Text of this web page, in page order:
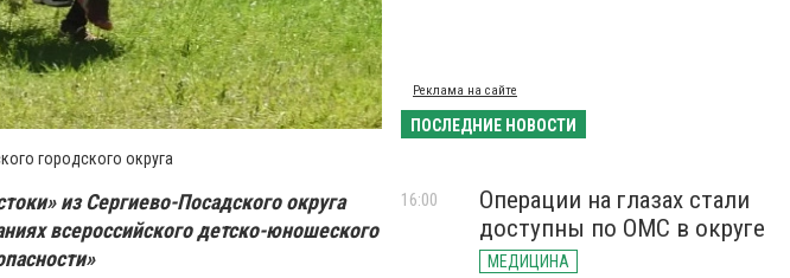
городского округа
из Сергиево-Посадского округа
всероссийского детско-юношеского
Реклама на сайте
ПОСЛЕДНИЕ НОВОСТИ
Операции на глазах стали
доступны по ОМС в округе
МЕДИЦИНА
16:00